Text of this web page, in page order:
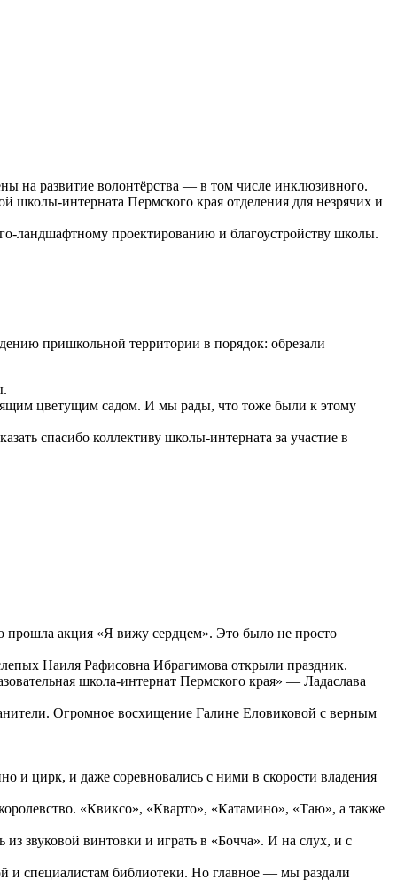
на развитие волонтёрства — в том числе инклюзивного.
интерната Пермского края отделения для незрячих и
ландшафтному проектированию и благоустройству школы.
пришкольной территории в порядок: обрезали
цветущим садом. И мы рады, что тоже были к этому
спасибо коллективу школы-интерната за участие в
прошла акция «Я вижу сердцем». Это было не просто
Наиля Рафисовна Ибрагимова открыли праздник.
школа-интернат Пермского края» — Ладаслава
Огромное восхищение Галине Еловиковой с верным
и цирк, и даже соревновались с ними в скорости владения
«Квиксо», «Кварто», «Катамино», «Таю», а также
звуковой винтовки и играть в «Бочча». И на слух, и с
специалистам библиотеки. Но главное — мы раздали